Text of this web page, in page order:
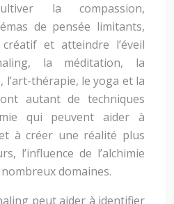
la compassion,
de pensée limitants,
et atteindre l’éveil
la méditation, la
l’art-thérapie, le yoga et la
autant de techniques
qui peuvent aider à
à créer une réalité plus
l’influence de l’alchimie
domaines.
peut aider à identifier